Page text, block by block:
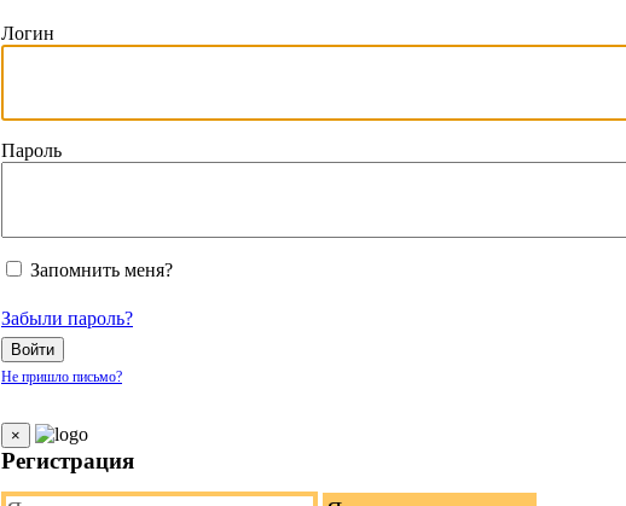
Логин
Пароль
Запомнить меня?
Забыли пароль?
Войти
Не пришло письмо?
×
Регистрация